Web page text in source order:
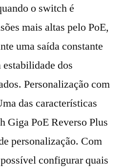
o switch é
mais altas pelo PoE,
uma saída constante
dos
Personalização com
das características
Giga PoE Reverso Plus
personalização. Com
configurar quais